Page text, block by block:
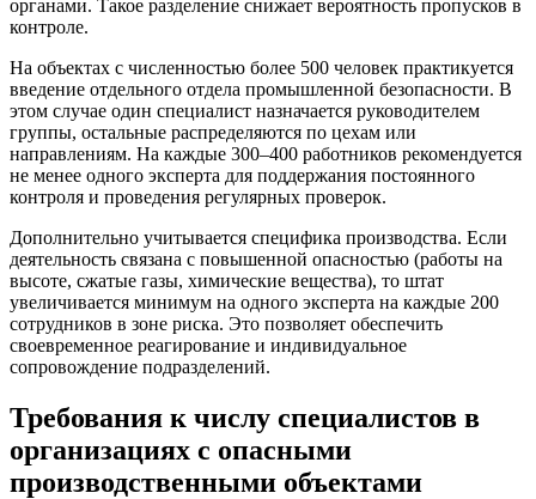
органами. Такое разделение снижает вероятность пропусков в
контроле.
На объектах с численностью более 500 человек практикуется
введение отдельного отдела промышленной безопасности. В
этом случае один специалист назначается руководителем
группы, остальные распределяются по цехам или
направлениям. На каждые 300–400 работников рекомендуется
не менее одного эксперта для поддержания постоянного
контроля и проведения регулярных проверок.
Дополнительно учитывается специфика производства. Если
деятельность связана с повышенной опасностью (работы на
высоте, сжатые газы, химические вещества), то штат
увеличивается минимум на одного эксперта на каждые 200
сотрудников в зоне риска. Это позволяет обеспечить
своевременное реагирование и индивидуальное
сопровождение подразделений.
Требования к числу специалистов в
организациях с опасными
производственными объектами